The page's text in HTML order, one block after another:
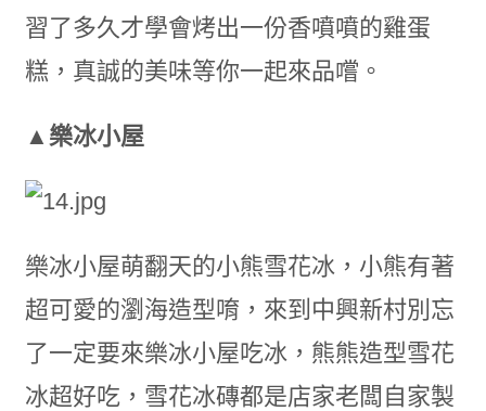
習了多久才學會烤出一份香噴噴的雞蛋
糕，真誠的美味等你一起來品嚐。
▲樂冰小屋
樂冰小屋萌翻天的小熊雪花冰，小熊有著
超可愛的瀏海造型唷，來到中興新村別忘
了一定要來樂冰小屋吃冰，熊熊造型雪花
冰超好吃，雪花冰磚都是店家老闆自家製